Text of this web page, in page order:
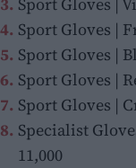
Sport Gloves |
Sport Gloves |
Sport Gloves |
Sport Gloves |
Specialist
11,000